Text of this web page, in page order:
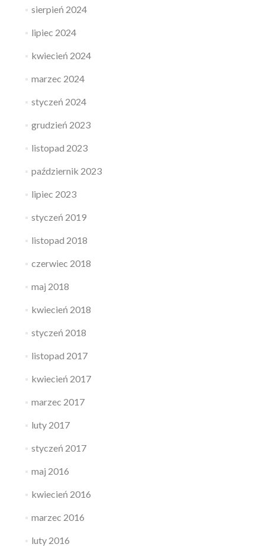
sierpień 2024
lipiec 2024
kwiecień 2024
marzec 2024
styczeń 2024
grudzień 2023
listopad 2023
październik 2023
lipiec 2023
styczeń 2019
listopad 2018
czerwiec 2018
maj 2018
kwiecień 2018
styczeń 2018
listopad 2017
kwiecień 2017
marzec 2017
luty 2017
styczeń 2017
maj 2016
kwiecień 2016
marzec 2016
luty 2016